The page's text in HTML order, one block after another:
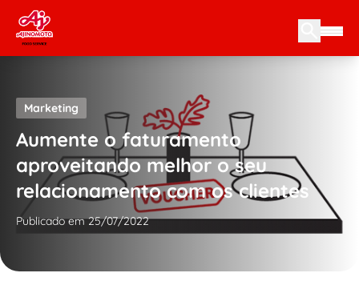
Skip to content
Marketing
Aumente o faturamento
aproveitando melhor o seu
relacionamento com os clientes
Publicado em 25/07/2022